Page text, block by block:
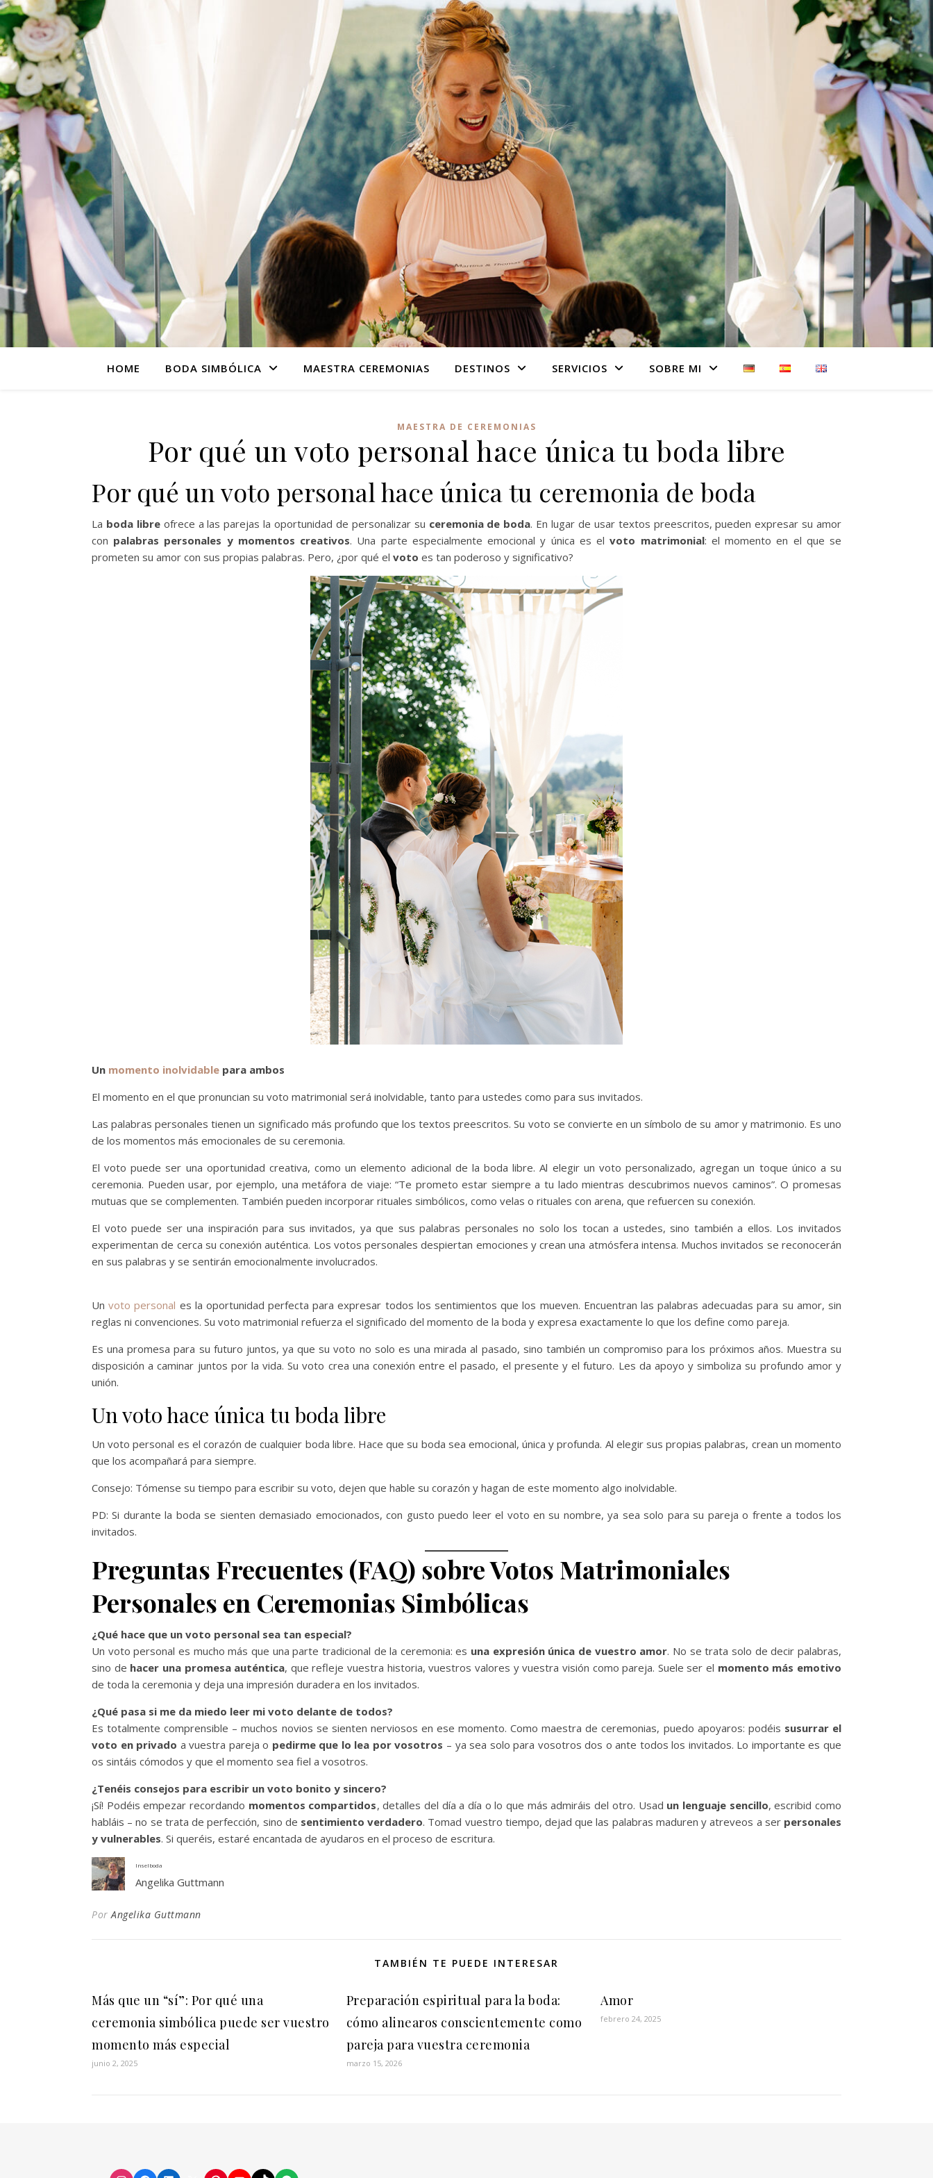
HOME BODA SIMBÓLICA MAESTRA CEREMONIAS DESTINOS SERVICIOS SOBRE MI
MAESTRA DE CEREMONIAS
Por qué un voto personal hace única tu boda libre
Por qué un voto personal hace única tu ceremonia de boda
La boda libreofrece a las parejas la oportunidad de personalizar su ceremonia de boda. En lugar de usar textos preescritos, pueden expresar su amor
con palabras personales y momentos creativos. Una parte especialmente emocional y única es elvoto matrimonial: el momento en el que se
prometen su amor con sus propias palabras. Pero, ¿por qué el voto es tan poderoso y significativo?
Un momento inolvidable para ambos
El momento en el que pronuncian su voto matrimonial será inolvidable, tanto para ustedes como para sus invitados.
Las palabras personales tienen un significado más profundo que los textos preescritos. Su voto se convierte en un símbolo de su amor y matrimonio. Es uno
de los momentos más emocionales de su ceremonia.
El voto puede ser una oportunidad creativa, como un elemento adicional de la boda libre. Al elegir un voto personalizado, agregan un toque único a su
ceremonia. Pueden usar, por ejemplo, una metáfora de viaje: “Te prometo estar siempre a tu lado mientras descubrimos nuevos caminos”. O promesas
mutuas que se complementen. También pueden incorporar rituales simbólicos, como velas o rituales con arena, que refuercen su conexión.
El voto puede ser una inspiración para sus invitados, ya que sus palabras personales no solo los tocan a ustedes, sino también a ellos. Los invitados
experimentan de cerca su conexión auténtica. Los votos personales despiertan emociones y crean una atmósfera intensa. Muchos invitados se reconocerán
en sus palabras y se sentirán emocionalmente involucrados.
Unvoto personal es la oportunidad perfecta para expresar todos los sentimientos que los mueven. Encuentran las palabras adecuadas para su amor, sin
reglas ni convenciones. Su voto matrimonial refuerza el significado del momento de la boda y expresa exactamente lo que los define como pareja.
Es una promesa para su futuro juntos, ya que su voto no solo es una mirada al pasado, sino también un compromiso para los próximos años. Muestra su
disposición a caminar juntos por la vida. Su voto crea una conexión entre el pasado, el presente y el futuro. Les da apoyo y simboliza su profundo amor y
unión.
Un voto hace única tu boda libre
Un voto personal es el corazón de cualquier boda libre. Hace que su boda sea emocional, única y profunda. Al elegir sus propias palabras, crean un momento
que los acompañará para siempre.
Consejo: Tómense su tiempo para escribir su voto, dejen que hable su corazón y hagan de este momento algo inolvidable.
PD: Si durante la boda se sienten demasiado emocionados, con gusto puedo leer el voto en su nombre, ya sea solo para su pareja o frente a todos los
invitados.
Preguntas Frecuentes (FAQ) sobre Votos Matrimoniales
Personales en Ceremonias Simbólicas
¿Qué hace que un voto personal sea tan especial?
Un voto personal es mucho más que una parte tradicional de la ceremonia: es una expresión única de vuestro amor. No se trata solo de decir palabras,
sino de hacer una promesa auténtica, que refleje vuestra historia, vuestros valores y vuestra visión como pareja. Suele ser el momento más emotivo
de toda la ceremonia y deja una impresión duradera en los invitados.
¿Qué pasa si me da miedo leer mi voto delante de todos?
Es totalmente comprensible – muchos novios se sienten nerviosos en ese momento. Como maestra de ceremonias, puedo apoyaros: podéis susurrar el
voto en privado a vuestra pareja o pedirme que lo lea por vosotros – ya sea solo para vosotros dos o ante todos los invitados. Lo importante es que
os sintáis cómodos y que el momento sea fiel a vosotros.
¿Tenéis consejos para escribir un voto bonito y sincero?
¡Sí! Podéis empezar recordando momentos compartidos, detalles del día a día o lo que más admiráis del otro. Usad un lenguaje sencillo, escribid como
habláis – no se trata de perfección, sino de sentimiento verdadero. Tomad vuestro tiempo, dejad que las palabras maduren y atreveos a ser personales
y vulnerables. Si queréis, estaré encantada de ayudaros en el proceso de escritura.
Inselboda
Angelika Guttmann
PorAngelika Guttmann
TAMBIÉN TE PUEDE INTERESAR
Más que un “sí”: Por qué una
ceremonia simbólica puede ser vuestro
momento más especial
junio 2, 2025
Preparación espiritual para la boda:
cómo alinearos conscientemente como
pareja para vuestra ceremonia
marzo 15, 2026
Amor
febrero 24, 2025